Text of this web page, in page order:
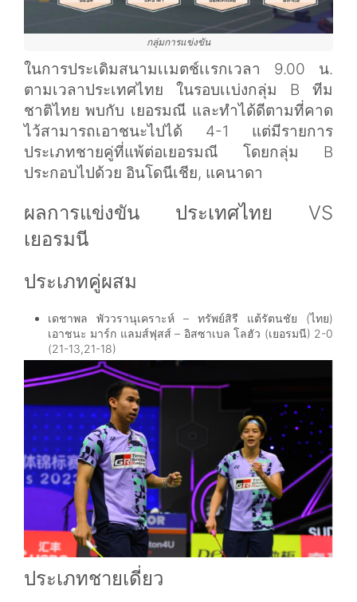
กลุ่มการแข่งขัน
ในการประเดิมสนามเเมตช์เเรกเวลา 9.00 น.
ตามเวลาประเทศไทย ในรอบเเบ่งกลุ่ม B ทีม
ชาติไทย พบกับ เยอรมณี และทำได้ดีตามที่คาด
ไว้สามารถเอาชนะไปได้ 4-1 แต่มีรายการ
ประเภทชายคู่ที่แพ้ต่อเยอรมณี โดยกลุ่ม B
ประกอบไปด้วย อินโดนีเชีย, แคนาดา
ผลการแข่งขัน ประเทศไทย VS
เยอรมนี
ประเภทคู่ผสม
เดชาพล พัววรานุเคราะห์ – ทรัพย์สิรี แต้รัตนชัย (ไทย)
เอาชนะ มาร์ก แลมส์ฟุสส์ – อิสซาเบล โลฮัว (เยอรมนี) 2-0
(21-13,21-18)
ประเภทชายเดี่ยว